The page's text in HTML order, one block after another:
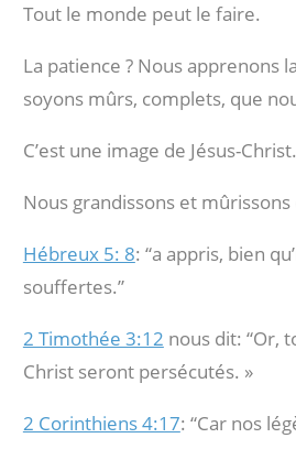
Tout le monde peut le faire.
La patience ? Nous apprenons
soyons mûrs, complets, que
C’est une image de Jésus-
Nous grandissons et
Hébreux 5: 8: “a appris, bien
souffertes.”
2 Timothée 3:12 nous dit: “Or,
Christ seront persécutés. »
2 Corinthiens 4:17: “Car nos